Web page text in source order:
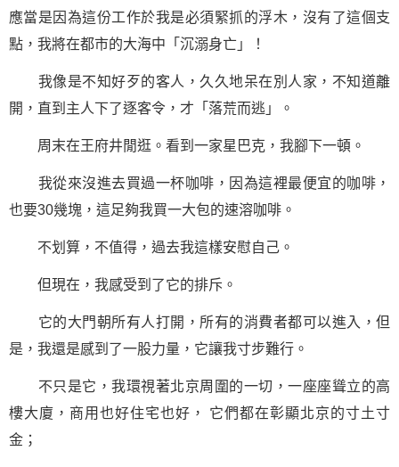
應當是因為這份工作於我是必須緊抓的浮木，沒有了這個支
點，我將在都市的大海中「沉溺身亡」！
我像是不知好歹的客人，久久地呆在別人家，不知道離
開，直到主人下了逐客令，才「落荒而逃」。
周末在王府井閒逛。看到一家星巴克，我腳下一頓。
我從來沒進去買過一杯咖啡，因為這裡最便宜的咖啡，
也要30幾塊，這足夠我買一大包的速溶咖啡。
不划算，不值得，過去我這樣安慰自己。
但現在，我感受到了它的排斥。
它的大門朝所有人打開，所有的消費者都可以進入，但
是，我還是感到了一股力量，它讓我寸步難行。
不只是它，我環視著北京周圍的一切，一座座聳立的高
樓大廈，商用也好住宅也好， 它們都在彰顯北京的寸土寸
金；